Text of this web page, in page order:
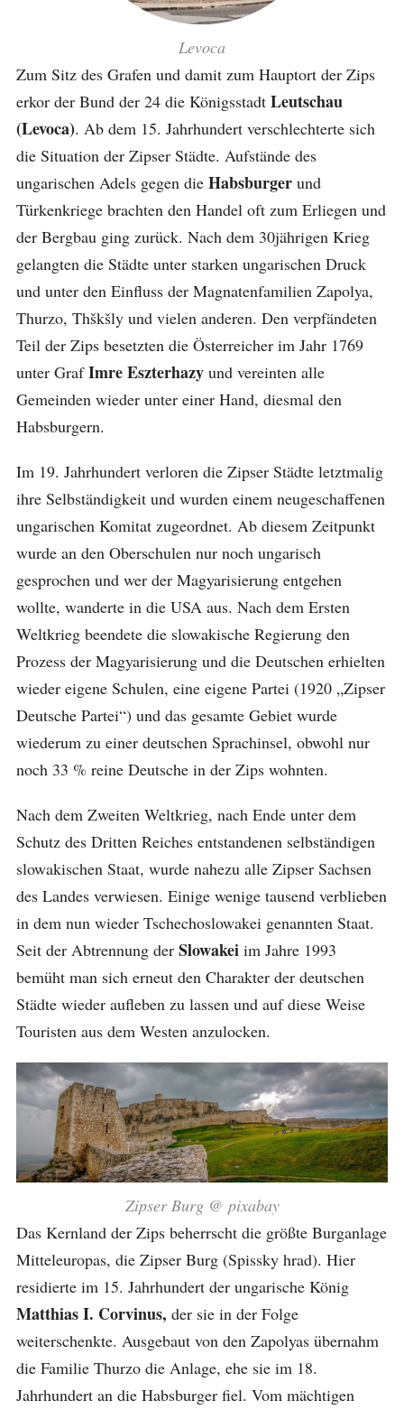
Levoca
Zum Sitz des Grafen und damit zum Hauptort der Zips
erkor der Bund der 24 die Königsstadt Leutschau
(Levoca). Ab dem 15. Jahrhundert verschlechterte sich
die Situation der Zipser Städte. Aufstände des
ungarischen Adels gegen die Habsburger und
Türkenkriege brachten den Handel oft zum Erliegen und
der Bergbau ging zurück. Nach dem 30jährigen Krieg
gelangten die Städte unter starken ungarischen Druck
und unter den Einfluss der Magnatenfamilien Zapolya,
Thurzo, Thškšly und vielen anderen. Den verpfändeten
Teil der Zips besetzten die Österreicher im Jahr 1769
unter GrafImre Eszterhazyund vereinten alle
Gemeinden wieder unter einer Hand, diesmal den
Habsburgern.
Im 19. Jahrhundert verloren die Zipser Städte letztmalig
ihre Selbständigkeit und wurden einem neugeschaffenen
ungarischen Komitat zugeordnet. Ab diesem Zeitpunkt
wurde an den Oberschulen nur noch ungarisch
gesprochen und wer der Magyarisierung entgehen
wollte, wanderte in die USA aus. Nach dem Ersten
Weltkrieg beendete die slowakische Regierung den
Prozess der Magyarisierung und die Deutschen erhielten
wieder eigene Schulen, eine eigene Partei (1920 „Zipser
Deutsche Partei“) und das gesamte Gebiet wurde
wiederum zu einer deutschen Sprachinsel, obwohl nur
noch 33 % reine Deutsche in der Zips wohnten.
Nach dem Zweiten Weltkrieg, nach Ende unter dem
Schutz des Dritten Reiches entstandenen selbständigen
slowakischen Staat, wurde nahezu alle Zipser Sachsen
des Landes verwiesen. Einige wenige tausend verblieben
in dem nun wieder Tschechoslowakei genannten Staat.
Seit der Abtrennung der Slowakei im Jahre 1993
bemüht man sich erneut den Charakter der deutschen
Städte wieder aufleben zu lassen und auf diese Weise
Touristen aus dem Westen anzulocken.
Zipser Burg @ pixabay
Das Kernland der Zips beherrscht die größte Burganlage
Mitteleuropas, die Zipser Burg (Spissky hrad). Hier
residierte im 15. Jahrhundert der ungarische König
Matthias I. Corvinus, der sie in der Folge
weiterschenkte. Ausgebaut von den Zapolyas übernahm
die Familie Thurzo die Anlage, ehe sie im 18.
Jahrhundert an die Habsburger fiel. Vom mächtigen